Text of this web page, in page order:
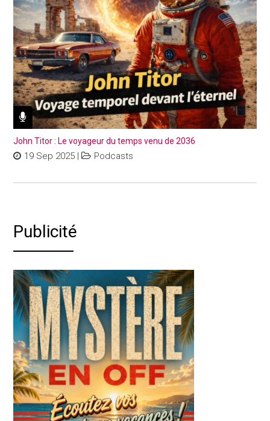
John Titor : Le voyageur du temps venu de 2036
19 Sep 2025 | Podcasts
Publicité